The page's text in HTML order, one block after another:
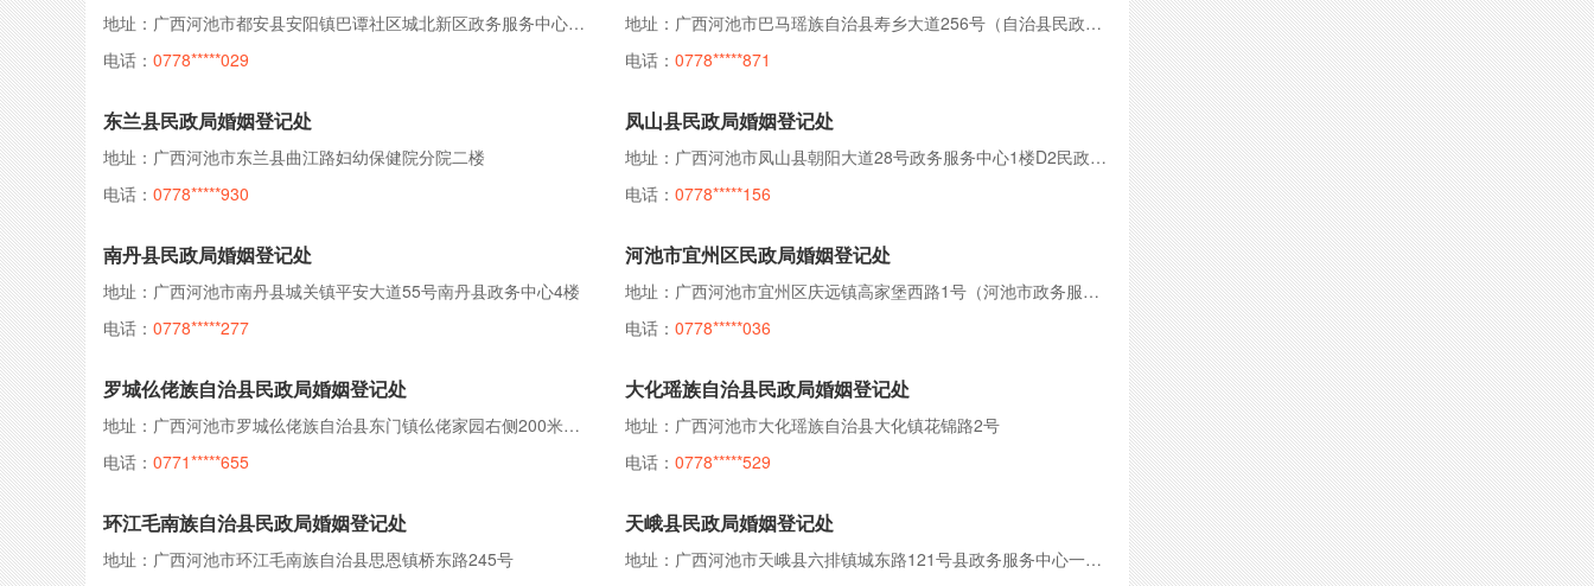
地址：广西河池市都安县安阳镇巴谭社区城北新区政务服务中心1楼
电话： 0778*****029
地址：广西河池市巴马瑶族自治县寿乡大道256号（自治县民政局婚姻登记处三楼）
电话： 0778*****871
东兰县民政局婚姻登记处
地址：广西河池市东兰县曲江路妇幼保健院分院二楼
电话： 0778*****930
凤山县民政局婚姻登记处
地址：广西河池市凤山县朝阳大道28号政务服务中心1楼D2民政局综合服务窗口
电话： 0778*****156
南丹县民政局婚姻登记处
地址：广西河池市南丹县城关镇平安大道55号南丹县政务中心4楼
电话： 0778*****277
河池市宜州区民政局婚姻登记处
地址：广西河池市宜州区庆远镇高家堡西路1号（河池市政务服务中心二楼E区）
电话： 0778*****036
罗城仫佬族自治县民政局婚姻登记处
地址：广西河池市罗城仫佬族自治县东门镇仫佬家园右侧200米罗城仫佬族自治县大数据发展局3楼
电话： 0771*****655
大化瑶族自治县民政局婚姻登记处
地址：广西河池市大化瑶族自治县大化镇花锦路2号
电话： 0778*****529
环江毛南族自治县民政局婚姻登记处
地址：广西河池市环江毛南族自治县思恩镇桥东路245号
天峨县民政局婚姻登记处
地址：广西河池市天峨县六排镇城东路121号县政务服务中心一楼74号民政局窗口